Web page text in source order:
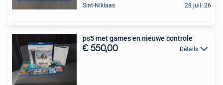
Sint-Niklaas 28 juil. 26
ps5 met games en nieuwe controle
€ 550,00 Détails